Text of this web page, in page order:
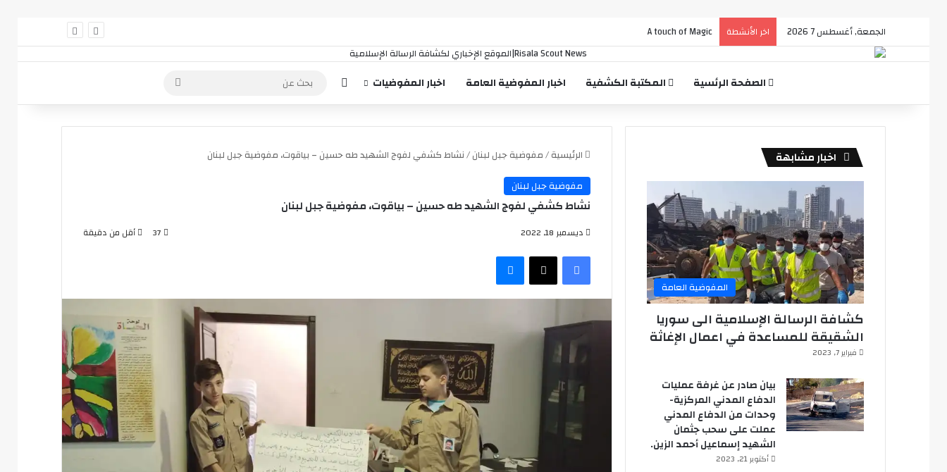
الجمعة, أغسطس 7 2026 اخر الأنشطة A touch of Magic
الصفحة الرئسية المكتبة الكشفية اخبار المفوضية العامة اخبار المفوضيات إضافة عمود جانبي
عن
الرئيسية/مفوضية جبل لبنان/نشاط كشفي لفوج الشهيد طه حسين – بياقوت، مفوضية جبل لبنان
مفوضية جبل لبنان
نشاط كشفي لفوج الشهيد طه حسين – بياقوت، مفوضية جبل لبنان
ديسمبر 18, 2022 37 أقل من دقيقة
فيسبوك
‫X ماسنجر
اخبار مشابهة
المفوضية العامة
كشافة الرسالة الإسلامية الى سوريا
الشقيقة للمساعدة في اعمال الإغاثة
فبراير 7, 2023
بيان صادر عن غرفة عمليات
الدفاع المدني المركزية-
وحدات من الدفاع المدني
عملت على سحب جثمان
الشهيد إسماعيل أحمد الزين.
أكتوبر 21, 2023